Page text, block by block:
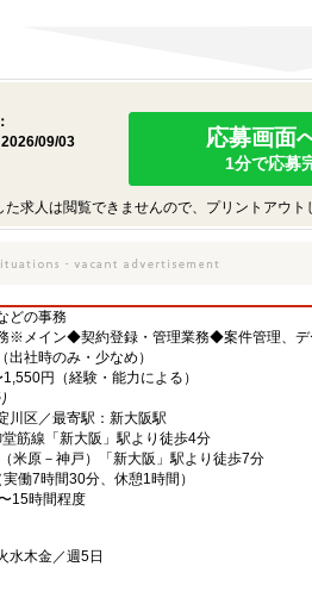
09/03
応募画面
1分で応募
求人は閲覧できませんので、プリントアウト
どの事務
※メイン◆契約登録・管理業務◆案件管理、
出社時のみ・少なめ）
円（経験・能力による）
川区／最寄駅：新大阪駅
筋線「新大阪」駅より徒歩4分
米原－神戸）「新大阪」駅より徒歩7分
働7時間30分、休憩1時間）
15時間程度
水木金／週5日